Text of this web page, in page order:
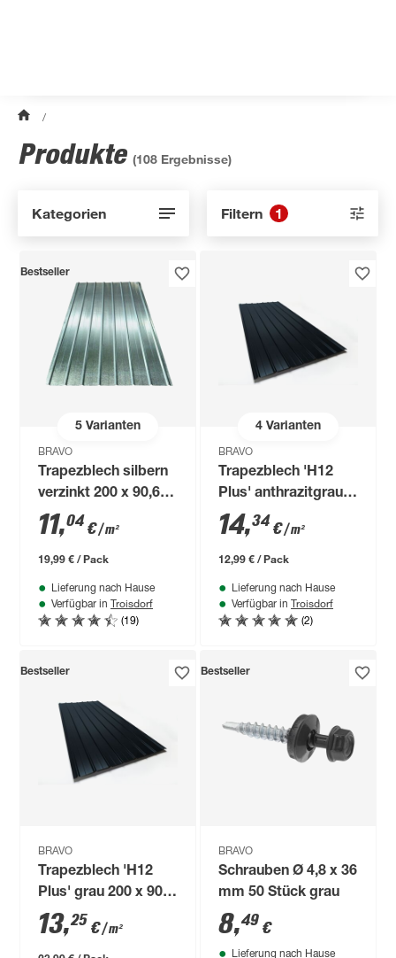
/
Produkte (108 Ergebnisse)
Kategorien Filtern 1
5Varianten
Bestseller
BRAVO
Trapezblech silbern
verzinkt 200 x 90,6 x
0,035 cm
11,04€/ m²
19,99 € / Pack
Lieferung nach Hause
Verfügbar in Troisdorf
(19)
4Varianten
BRAVO
Trapezblech 'H12
Plus' anthrazitgrau
100 x 90,6 x 0,04 cm
14,34€/ m²
12,99 € / Pack
Lieferung nach Hause
Verfügbar in Troisdorf
(2)
Bestseller
BRAVO
Trapezblech 'H12
Plus' grau 200 x 90,6
x 0,04 cm
13,25 €/ m²
Bestseller
BRAVO
Schrauben Ø 4,8 x 36
mm 50 Stück grau
8,49 €
Lieferung nach Hause